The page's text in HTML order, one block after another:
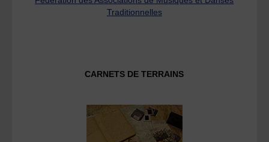
Traditionnelles
CARNETS DE TERRAINS